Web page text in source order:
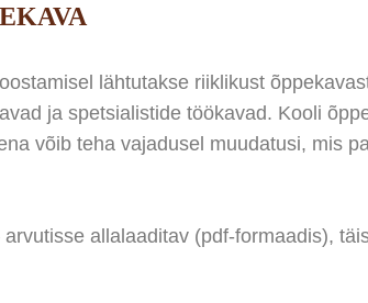
lähtutakse riiklikust
ja spetsialistide töökavad. Kooli
võib teha vajadusel muudatusi, mis
arvutisse allalaaditav (pdf-formaadis),